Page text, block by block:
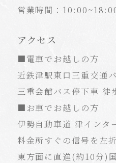
営業時間：
アクセス
■電車でお越しの方
近鉄津駅東口三重交通
三重会館バス停下車 徒
■お車でお越しの方
伊勢自動車道 津インタ
料金所すぐの信号を左折
東方面に直進(約10分)